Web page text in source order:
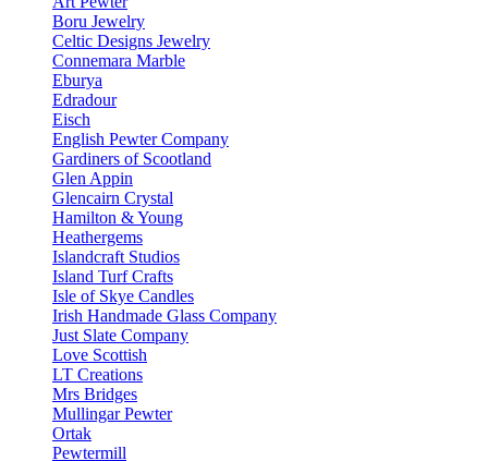
Boru Jewelry
Celtic Designs Jewelry
Connemara Marble
Eburya
Edradour
Eisch
English Pewter Company
Gardiners of Scootland
Glen Appin
Glencairn Crystal
Hamilton & Young
Heathergems
Islandcraft Studios
Island Turf Crafts
Isle of Skye Candles
Irish Handmade Glass Company
Just Slate Company
Love Scottish
LT Creations
Mrs Bridges
Mullingar Pewter
Ortak
Pewtermill